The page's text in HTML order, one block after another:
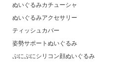
ぬいぐるみカチューシャ
ぬいぐるみアクセサリー
ティッシュカバー
姿勢サポートぬいぐるみ
ぷにぷにシリコン顔ぬいぐるみ